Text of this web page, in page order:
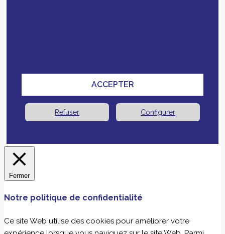
ACCEPTER
Refuser Configurer
Fermer
Notre politique de confidentialité
Ce site Web utilise des cookies pour améliorer votre